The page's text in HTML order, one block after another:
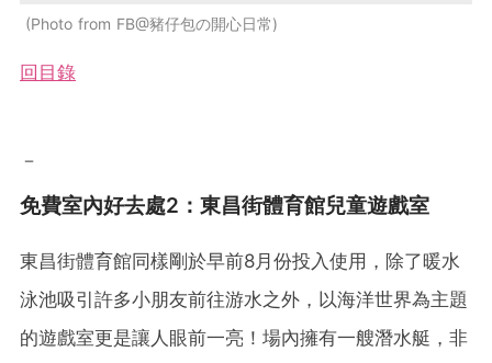
Photo from FB@豬仔包の開心日常
回目錄
－
免費室內好去處2：東昌街體育館兒童遊戲室
東昌街體育館同樣剛於早前8月份投入使用，除了暖水
泳池吸引許多小朋友前往游水之外，以海洋世界為主題
的遊戲室更是讓人眼前一亮！場內擁有一艘潛水艇，非